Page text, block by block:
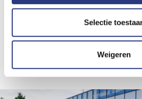
Selectie
Weigeren
efficiëntie en veiligheid. U als klant
over het voorbewerken van uw auto?
ucontactmet ons opnemen. Ook